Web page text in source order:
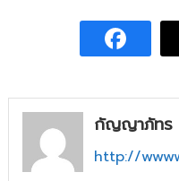
กัญญาภัทร
http://